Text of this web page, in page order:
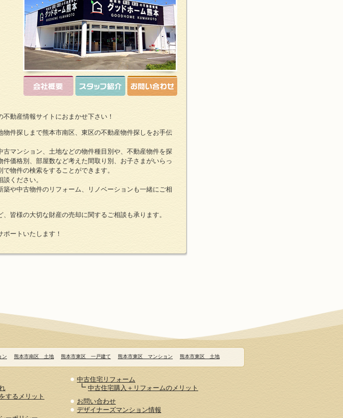
動産情報サイトにおまかせ下さい！
件探しまで熊本市南区、東区の不動産物件探しをお手伝
マンション、土地などの物件種目別や、不動産物件を探
価格別、部屋数など考えた間取り別、お子さまがいらっ
物件の検索をすることができます。
ください。
や中古物件のリフォーム、リノベーションも一緒にご相
皆様の大切な財産の売却に関するご相談も承ります。
ートいたします！
ン 熊本市南区 土地 熊本市東区 一戸建て 熊本市東区 マンション 熊本市東区 土地
するメリット
● 中古住宅リフォーム
┗ 中古住宅購入＋リフォームのメリット
● お問い合わせ
● デザイナーズマンション情報